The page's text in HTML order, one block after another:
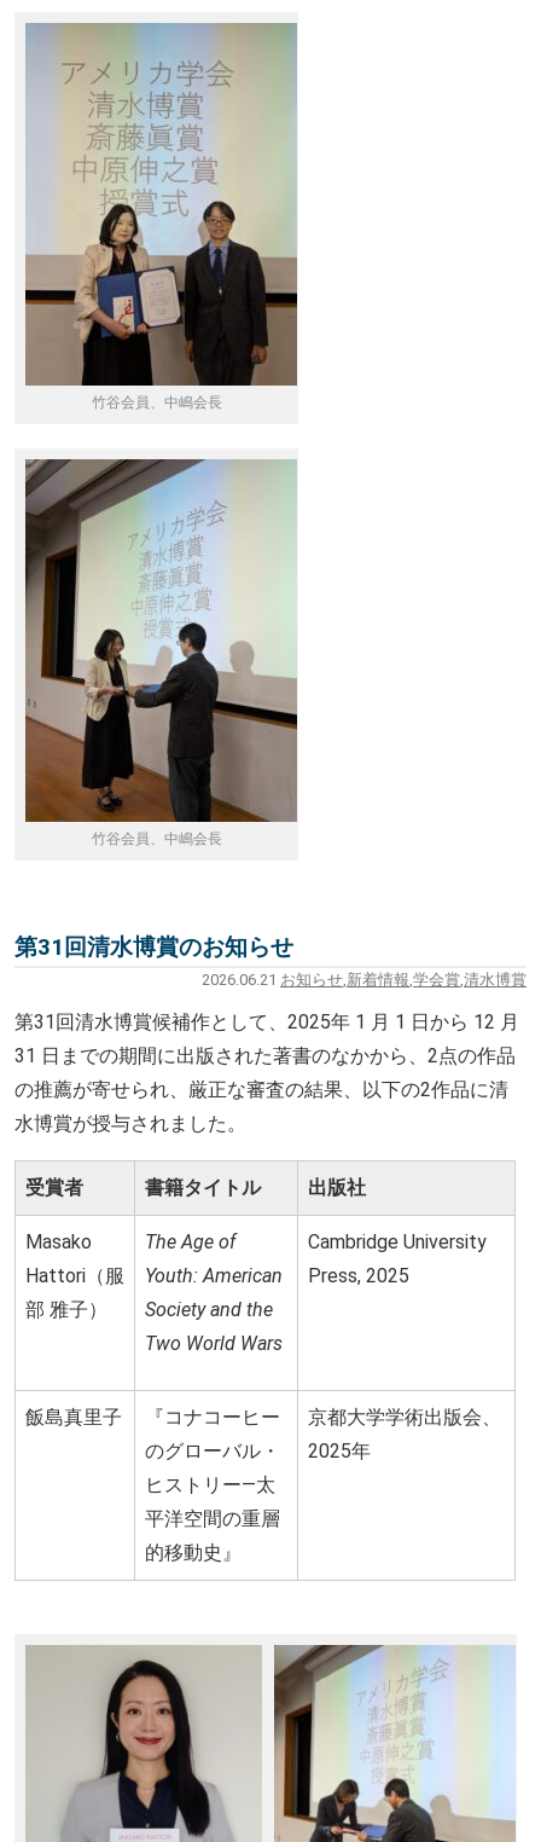
竹谷会員、中嶋会長
竹谷会員、中嶋会長
第31回清水博賞のお知らせ
2026.06.21 お知らせ 新着情報 学会賞 清水博賞
第31 回清水博賞候補作として、 2025年 1 月 1 日から 12 月
31 日までの期間に出版された著書のなかから、 2点の作品
の推薦が寄せられ、厳正な審査の結果、以下の2作品に清
水博賞が授与されました。
受賞者 書籍タイトル 出版社
Masako
Hattori（服
部 雅子）
The Age of
Youth: American
Society and the
Two World Wars
Cambridge University
Press, 2025
飯島真里子
『コナコーヒー
のグローバル・
ヒストリー―太
平洋空間の重層
的移動史』
京都大学学術出版会、
2025年